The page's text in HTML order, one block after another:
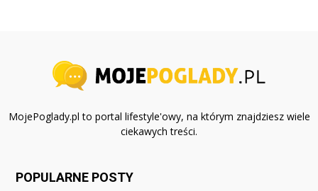
MojePoglady.pl to portal lifestyle'owy, na którym znajdziesz wiele
ciekawych treści.
POPULARNE POSTY